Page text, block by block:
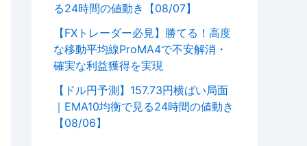
る24時間の値動き【08/07】
【FXトレーダー必見】勝てる！高度
な移動平均線ProMA4で不安解消・
確実な利益獲得を実現
【ドル円予測】157.73円横ばい局面
｜EMA10均衡で見る24時間の値動き
【08/06】